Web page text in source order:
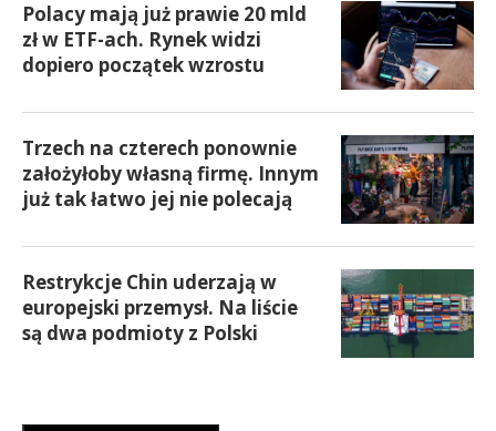
Polacy mają już prawie 20 mld
zł w ETF-ach. Rynek widzi
dopiero początek wzrostu
Trzech na czterech ponownie
założyłoby własną firmę. Innym
już tak łatwo jej nie polecają
Restrykcje Chin uderzają w
europejski przemysł. Na liście
są dwa podmioty z Polski